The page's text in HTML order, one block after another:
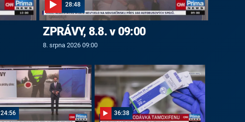
28:48
ZPRÁVY, 8.8. v 09:00
8. srpna 2026 09:00
24:56 36:38